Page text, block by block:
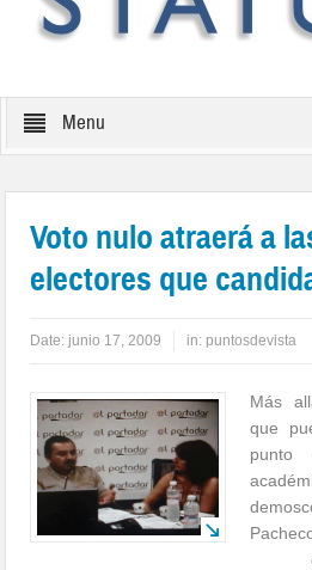
Menu
Voto nulo atraerá a
electores que
Date: junio 17, 2009 in: puntosdevista
Más
que